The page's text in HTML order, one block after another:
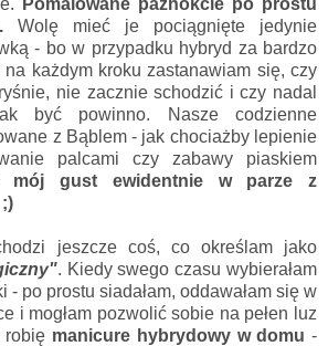
Wolę mieć je pociągnięte jedynie
- bo w przypadku hybryd za bardzo
każdym kroku zastanawiam się, czy
nie zacznie schodzić i czy nadal
być powinno. Nasze codzienne
z Bąblem - jak chociażby lepienie
palcami czy zabawy piaskiem
mój gust ewidentnie w parze z
jeszcze coś, co określam jako
. Kiedy swego czasu wybierałam
- po prostu siadałam, oddawałam się w
i mogłam pozwolić sobie na pełen luz
robię manicure hybrydowy w domu -